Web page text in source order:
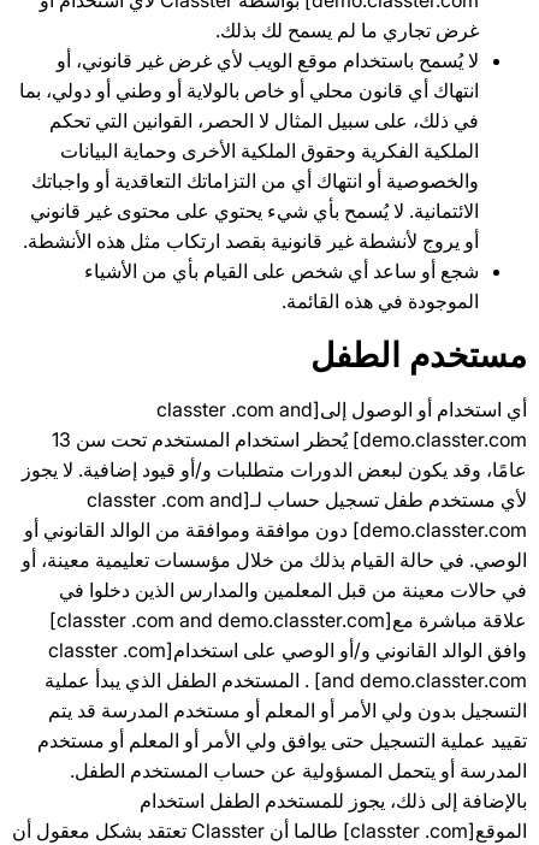
غرض تجاري ما لم يسمح لك بذلك.
لا يُسمح باستخدام موقع الويب لأي غرض غير قانوني، أو
انتهاك أي قانون محلي أو خاص بالولاية أو وطني أو دولي، بما
في ذلك، على سبيل المثال لا الحصر، القوانين التي تحكم
الملكية الفكرية وحقوق الملكية الأخرى وحماية البيانات
والخصوصية أو انتهاك أي من التزاماتك التعاقدية أو واجباتك
الائتمانية. لا يُسمح بأي شيء يحتوي على محتوى غير قانوني
أو يروج لأنشطة غير قانونية بقصد ارتكاب مثل هذه الأنشطة.
شجع أو ساعد أي شخص على القيام بأي من الأشياء
الموجودة في هذه القائمة.
مستخدم الطفل
أي استخدام أو الوصول إلى[classter .com and
demo.classter.com] يُحظر استخدام المستخدم تحت سن 13
عامًا، وقد يكون لبعض الدورات متطلبات و/أو قيود إضافية. لا يجوز
لأي مستخدم طفل تسجيل حساب لـ[classter .com and
demo.classter.com] دون موافقة وموافقة من الوالد القانوني أو
الوصي. في حالة القيام بذلك من خلال مؤسسات تعليمية معينة، أو
في حالات معينة من قبل المعلمين والمدارس الذين دخلوا في
علاقة مباشرة مع[classter .com and demo.classter.com]
وافق الوالد القانوني و/أو الوصي على استخدام[classter .com
and demo.classter.com] . المستخدم الطفل الذي يبدأ عملية
التسجيل بدون ولي الأمر أو المعلم أو مستخدم المدرسة قد يتم
تقييد عملية التسجيل حتى يوافق ولي الأمر أو المعلم أو مستخدم
المدرسة أو يتحمل المسؤولية عن حساب المستخدم الطفل.
بالإضافة إلى ذلك، يجوز للمستخدم الطفل استخدام
الموقع[classter .com] طالما أن Classter تعتقد بشكل معقول أن